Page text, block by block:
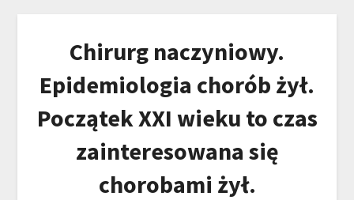
Chirurg naczyniowy.
Epidemiologia chorób żył.
Początek XXI wieku to czas
zainteresowana się
chorobami żył.